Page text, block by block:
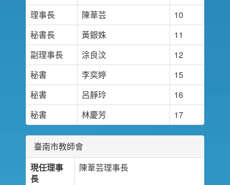
理事長
陳葦芸
10
秘書長
黃銀姝
11
副理事長
涂良汶
12
秘書
李奕婷
15
秘書
呂靜玲
16
秘書
林慶芳 17
臺南市教師會
現任理事
長
陳葦芸理事長